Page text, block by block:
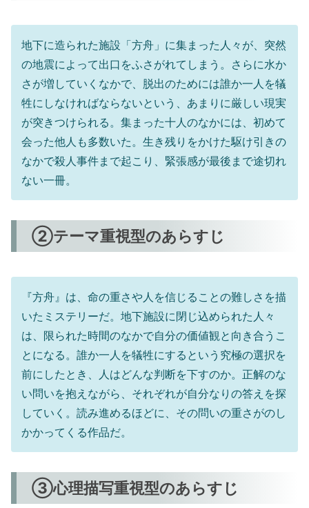
地下に造られた施設「方舟」に集まった人々が、突然
の地震によって出口をふさがれてしまう。さらに水か
さが増していくなかで、脱出のためには誰か一人を犠
牲にしなければならないという、あまりに厳しい現実
が突きつけられる。集まった十人のなかには、初めて
会った他人も多数いた。生き残りをかけた駆け引きの
なかで殺人事件まで起こり、緊張感が最後まで途切れ
ない一冊。
②テーマ重視型のあらすじ
『方舟』は、命の重さや人を信じることの難しさを描
いたミステリーだ。地下施設に閉じ込められた人々
は、限られた時間のなかで自分の価値観と向き合うこ
とになる。誰か一人を犠牲にするという究極の選択を
前にしたとき、人はどんな判断を下すのか。正解のな
い問いを抱えながら、それぞれが自分なりの答えを探
していく。読み進めるほどに、その問いの重さがのし
かかってくる作品だ。
③心理描写重視型のあらすじ